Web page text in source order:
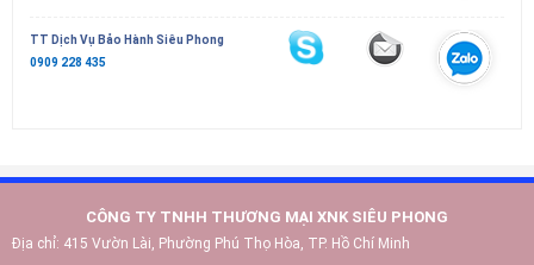
TT Dịch Vụ Bảo Hành Siêu Phong
0909 228 435
CÔNG TY TNHH THƯƠNG MẠI XNK SIÊU PHONG
Địa chỉ: 415 Vườn Lài, Phường Phú Thọ Hòa, TP. Hồ Chí Minh